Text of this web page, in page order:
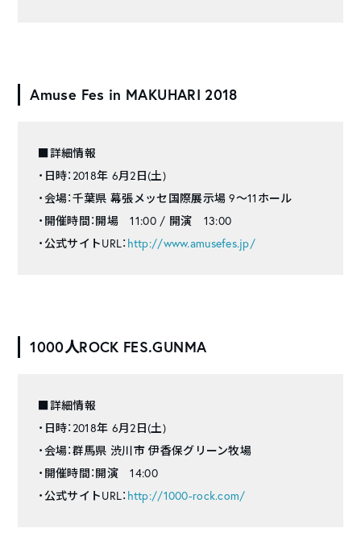
Amuse Fes in MAKUHARI 2018
■詳細情報
・日時：2018年 6月2日(土)
・会場：千葉県 幕張メッセ国際展示場 9～11ホール
・開催時間：開場 11:00 / 開演 13:00
・公式サイトURL： http://www.amusefes.jp/
1000人ROCK FES.GUNMA
■詳細情報
・日時：2018年 6月2日(土)
・会場：群馬県 渋川市 伊香保グリーン牧場
・開催時間：開演 14:00
・公式サイトURL： http://1000-rock.com/